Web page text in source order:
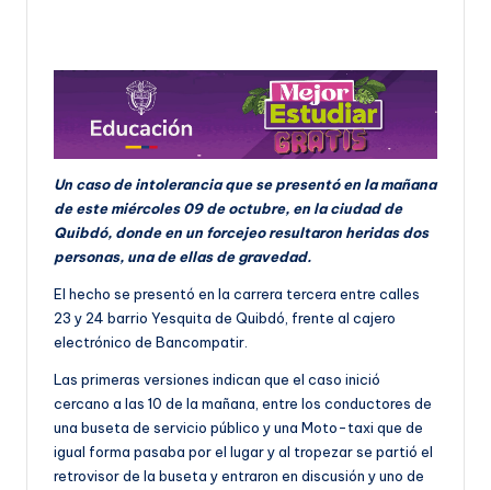
Un caso de intolerancia que se presentó en la mañana
de este miércoles 09 de octubre, en la ciudad de
Quibdó, donde en un forcejeo resultaron heridas dos
personas, una de ellas de gravedad.
El hecho se presentó en la carrera tercera entre calles
23 y 24 barrio Yesquita de Quibdó, frente al cajero
electrónico de Bancompatir.
Las primeras versiones indican que el caso inició
cercano a las 10 de la mañana, entre los conductores de
una buseta de servicio público y una Moto-taxi que de
igual forma pasaba por el lugar y al tropezar se partió el
retrovisor de la buseta y entraron en discusión y uno de